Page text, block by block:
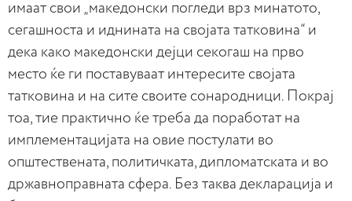
имаат свои „македонски погледи врз минатото,
сегашноста и иднината на својата татковина“ и
дека како македонски дејци секогаш на прво
место ќе ги поставуваат интересите својата
татковина и на сите своите сонародници. Покрај
тоа, тие практично ќе треба да поработат на
имплементацијата на овие постулати во
општествената, политичката, дипломатската и во
државноправната сфера. Без таква декларација и